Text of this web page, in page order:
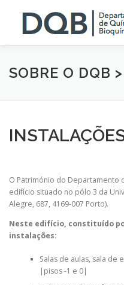
conteúdo
O DQB ENSINO
SOBRE O DQB
O Património do Departamento
edifício situado no pólo 3 da
Alegre, 687, 4169-007 Porto).
Neste edifício, constituído
instalações:
Salas de aulas, sala de
|pisos -1 e 0|